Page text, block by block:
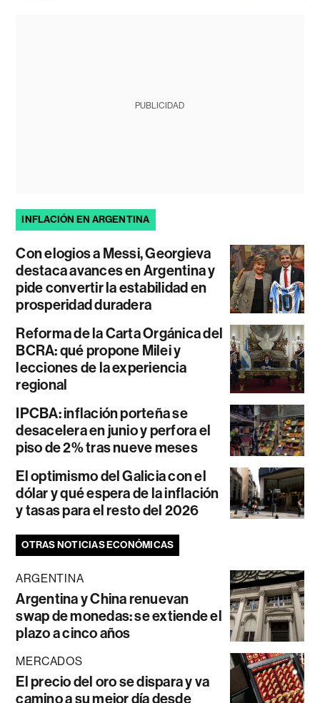
PUBLICIDAD
INFLACIÓN EN ARGENTINA
Con elogios a Messi, Georgieva
destaca avances en Argentina y
pide convertir la estabilidad en
prosperidad duradera
Reforma de la Carta Orgánica del
BCRA: qué propone Milei y
lecciones de la experiencia
regional
IPCBA: inflación porteña se
desacelera en junio y perfora el
piso de 2% tras nueve meses
El optimismo del Galicia con el
dólar y qué espera de la inflación
y tasas para el resto del 2026
OTRAS NOTICIAS ECONÓMICAS
ARGENTINA
Argentina y China renuevan
swap de monedas: se extiende el
plazo a cinco años
MERCADOS
El precio del oro se dispara y va
camino a su mejor día desde